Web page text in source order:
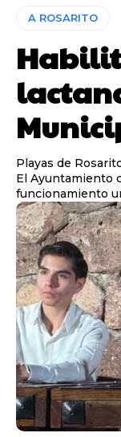
A ROSARITO
Playas de
El Ayuntamiento
funcionamiento